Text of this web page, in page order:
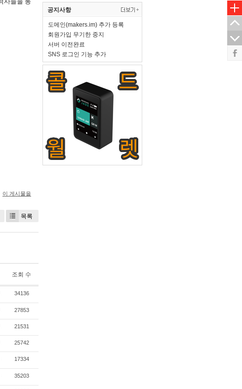
이 게시물을
목록
조회 수
34136
27853
21531
25742
17334
35203
공지사항
도메인(makers.im) 추가 등록
회원가입 무기한 중지
서버 이전완료
SNS 로그인 기능 추가